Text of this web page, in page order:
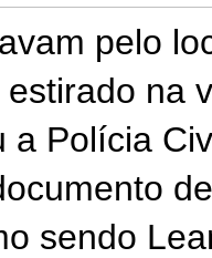
pelo
na
a Polícia
sendo